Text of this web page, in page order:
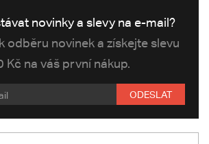
novinky a slevy na e-mail?
odběru novinek a získejte slevu
Kč na váš první nákup.
ODESLAT